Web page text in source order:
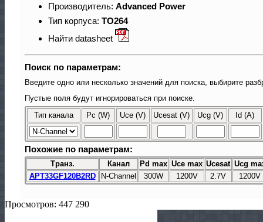
Производитель: Advanced Power
Тип корпуса: TO264
Найти datasheet
Поиск по параметрам:
Введите одно или несколько значений для поиска, выбирите
Пустые поля будут игнорироваться при поиске.
Тип канала Pc (W) Uce (V) Ucesat (V) Ucg (V) Id (A)
Похожие по параметрам:
Транз. Канал Pd max Uce max Ucesat Ucg
APT33GF120B2RD
N-Channel 300W 1200V 2.7V 1200V
Просмотров: 447 290